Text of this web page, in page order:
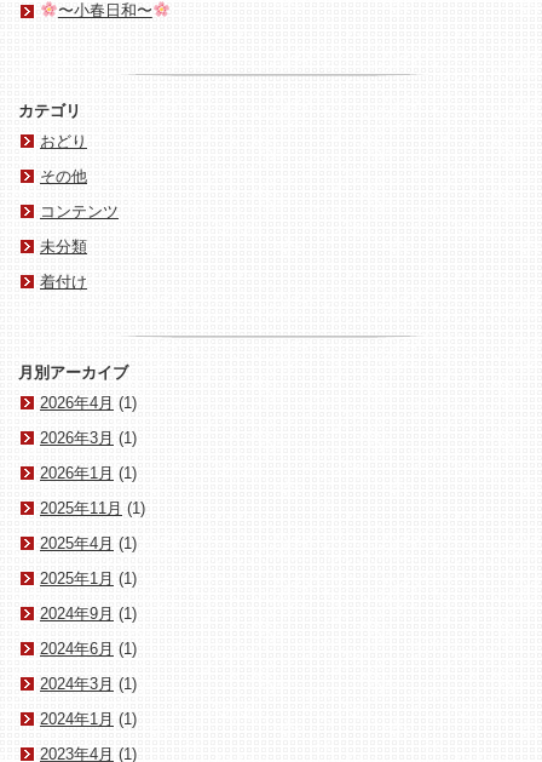
〜小春日和〜
カテゴリ
おどり
その他
コンテンツ
未分類
着付け
月別アーカイブ
2026年4月 (1)
2026年3月 (1)
2026年1月 (1)
2025年11月 (1)
2025年4月 (1)
2025年1月 (1)
2024年9月 (1)
2024年6月 (1)
2024年3月 (1)
2024年1月 (1)
2023年4月 (1)